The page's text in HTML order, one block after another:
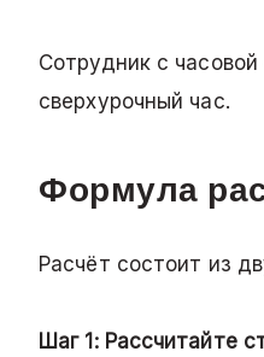
Сотрудник с
сверхурочный час.
Формула
Расчёт состоит из
Шаг 1: Рассчитайте